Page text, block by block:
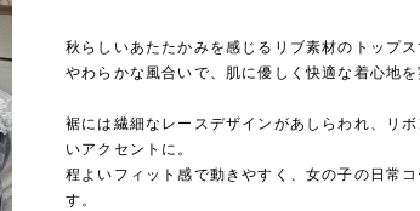
秋らしいあたたかみを感じるリブ素材のトップス
やわらかな風合いで、肌に優しく快適な着心地を
裾には繊細なレースデザインがあしらわれ、リ
いアクセントに。
程よいフィット感で動きやすく、女の子の日常
す。